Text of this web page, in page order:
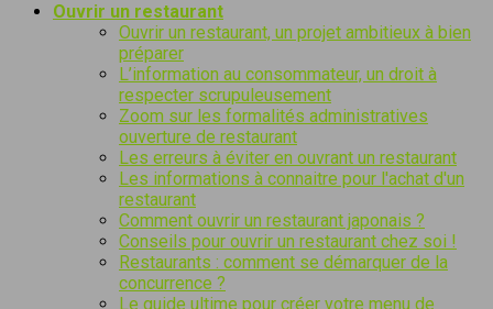
Ouvrir un restaurant
Ouvrir un restaurant, un projet ambitieux à bien
préparer
L’information au consommateur, un droit à
respecter scrupuleusement
Zoom sur les formalités administratives
ouverture de restaurant
Les erreurs à éviter en ouvrant un restaurant
Les informations à connaitre pour l′achat d′un
restaurant
Comment ouvrir un restaurant japonais ?
Conseils pour ouvrir un restaurant chez soi !
Restaurants : comment se démarquer de la
concurrence ?
Le guide ultime pour créer votre menu de